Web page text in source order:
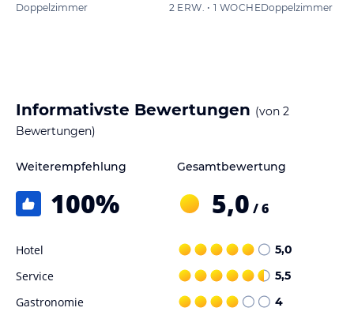
Doppelzimmer
2 ERW. • 1 WOCHEDoppelzimmer
Informativste Bewertungen (von 2
Bewertungen)
Weiterempfehlung
100%
Gesamtbewertung
5,0 / 6
Hotel 5,0
Service 5,5
Gastronomie 4